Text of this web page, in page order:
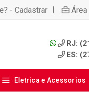
- Cadastrar |
RJ:
ES:
Eletrica e Acessorios